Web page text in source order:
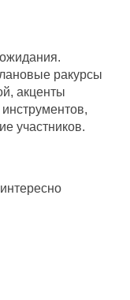
ракурсы
акценты
участников.